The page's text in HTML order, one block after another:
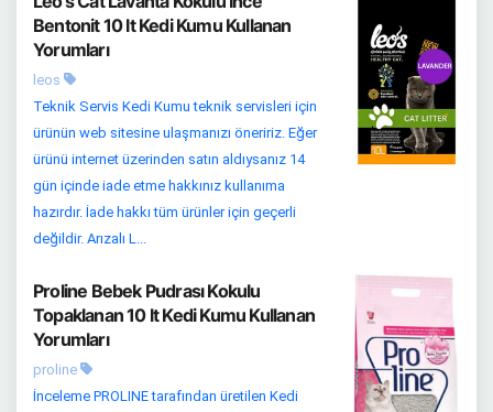
Bentonit 10 lt Kedi Kumu Kullanan
Yorumları
leos
Teknik Servis Kedi Kumu teknik servisleri için
ürünün web sitesine ulaşmanızı öneririz. Eğer
ürünü internet üzerinden satın aldıysanız 14
gün içinde iade etme hakkınız kullanıma
hazırdır. İade hakkı tüm ürünler için geçerli
değildir. Arızalı L...
Proline Bebek Pudrası Kokulu
Topaklanan 10 lt Kedi Kumu Kullanan
Yorumları
proline
İnceleme PROLINE tarafından üretilen Kedi